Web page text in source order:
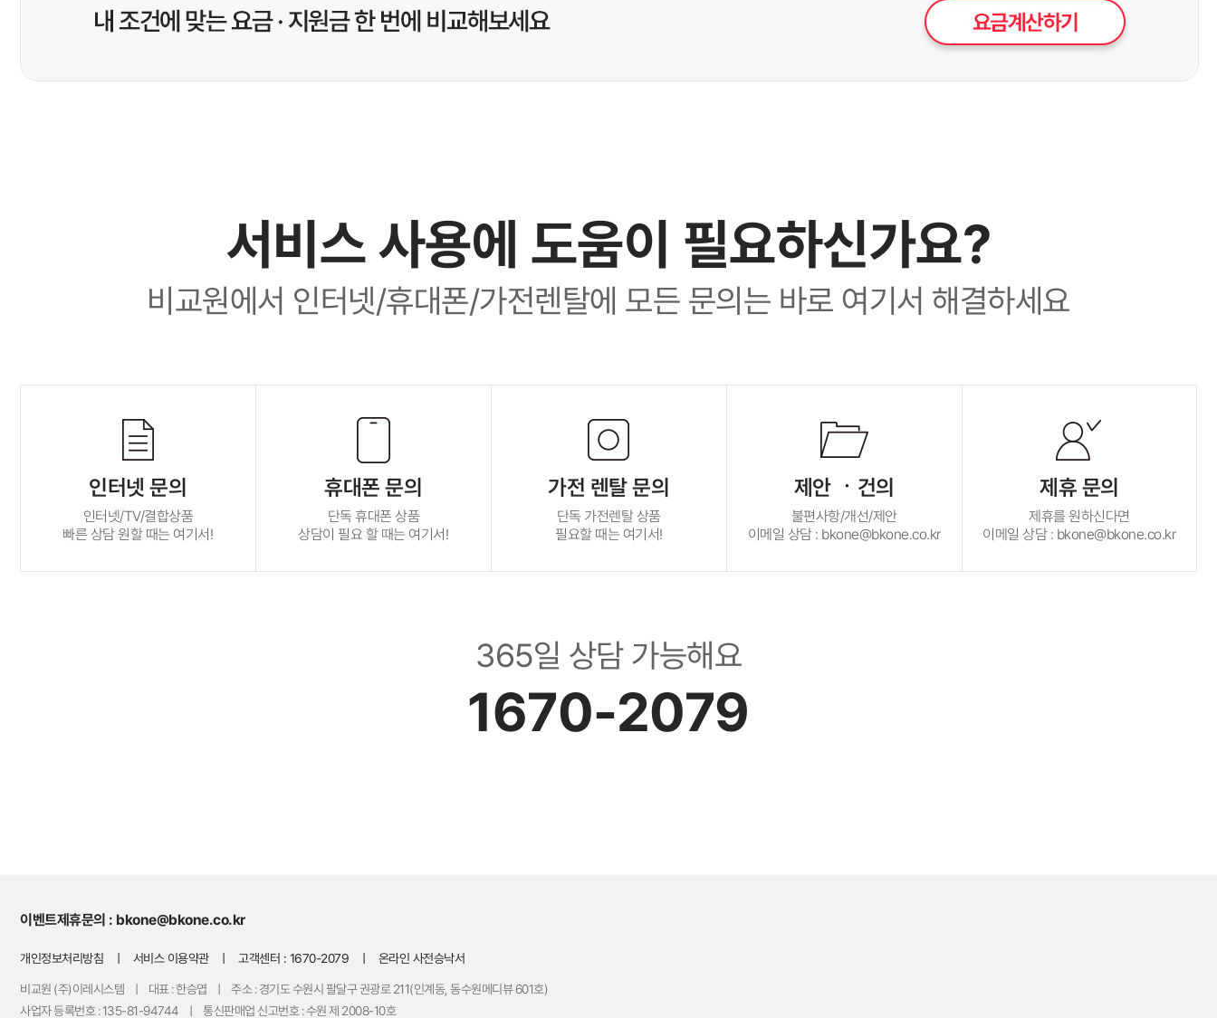
서비스 사용에 도움이 필요하신가요?
비교원에서 인터넷/휴대폰/가전렌탈에 모든 문의는 바로 여기서 해결하세요
인터넷 문의
인터넷/TV/결합상품
빠른 상담 원할 때는 여기서!
휴대폰 문의
단독 휴대폰 상품
상담이 필요 할 때는 여기서!
가전 렌탈 문의
단독 가전렌탈 상품
필요할 때는 여기서!
제안 ㆍ건의
불편사항/개선/제안
이메일 상담 : bkone@bkone.co.kr
제휴 문의
제휴를 원하신다면
이메일 상담 : bkone@bkone.co.kr
365일 상담 가능해요
1670-2079
이벤트제휴문의 : bkone@bkone.co.kr
개인정보처리방침 서비스 이용약관ㅣ 고객센터 : 1670-2079 온라인 사전승낙서
비교원 (주)이레시스템 ㅣ 대표 : 한승엽 ㅣ 주소 : 경기도 수원시 팔달구 권광로 211(인계동, 동수원메디뷰 601호)
사업자 등록번호 : 135-81-94744 ㅣ 통신판매업 신고번호 : 수원 제 2008-10호